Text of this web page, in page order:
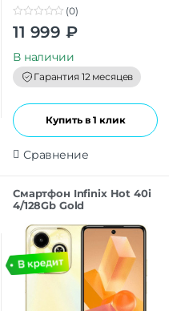
0
t
o
f
5
(0)
11 999 ₽
В наличии
Гарантия 12 месяцев
Купить в 1 клик
Сравнение
Смартфон Infinix Hot 40i
4/128Gb Gold